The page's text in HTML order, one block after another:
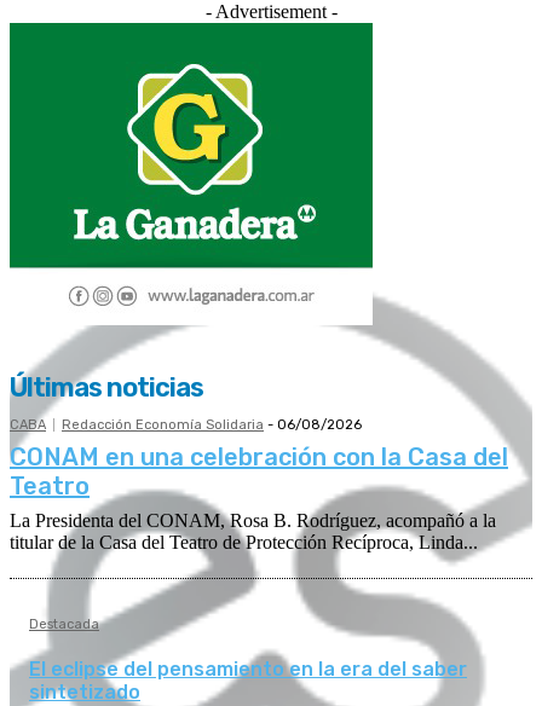
- Advertisement -
Últimas noticias
CABA Redacción Economía Solidaria - 06/08/2026
CONAM en una celebración con la Casa del
Teatro
La Presidenta del CONAM, Rosa B. Rodríguez, acompañó a la
titular de la Casa del Teatro de Protección Recíproca, Linda...
Destacada
El eclipse del pensamiento en la era del saber
sintetizado